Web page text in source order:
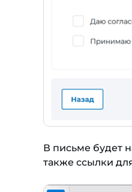
В письме будет
также ссылки